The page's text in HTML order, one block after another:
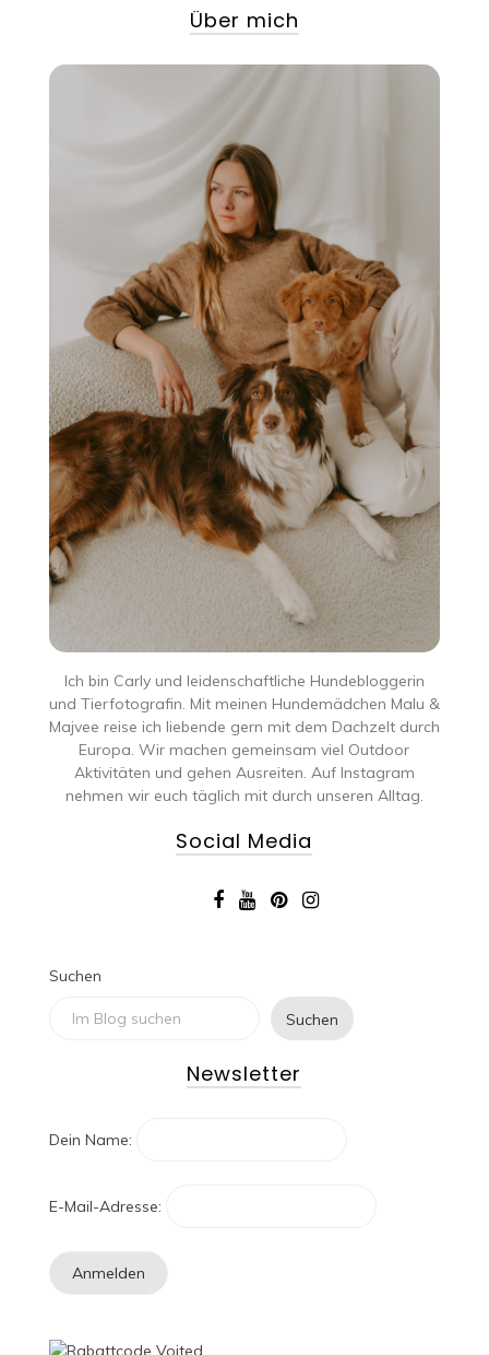
Über mich
Ich bin Carly und leidenschaftliche Hundebloggerin
und Tierfotografin. Mit meinen Hundemädchen Malu &
Majvee reise ich liebende gern mit dem Dachzelt durch
Europa. Wir machen gemeinsam viel Outdoor
Aktivitäten und gehen Ausreiten. Auf Instagram
nehmen wir euch täglich mit durch unseren Alltag.
Social Media
Suchen
Suchen
Newsletter
Dein Name:
E-Mail-Adresse: